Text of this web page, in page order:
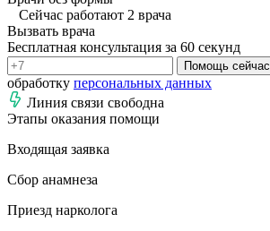
Сейчас работают 2 врача
Вызвать врача
Бесплатная консультация за 60 секунд
Помощь сейчас
обработку персональных данных
Линия связи свободна
Этапы оказания помощи
Входящая заявка
Сбор анамнеза
Приезд нарколога